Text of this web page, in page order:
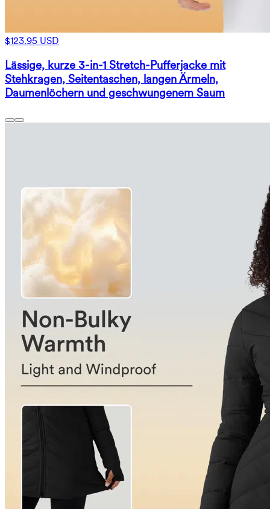
$123.95 USD
Lässige, kurze 3-in-1 Stretch-Pufferjacke mit
Stehkragen, Seitentaschen, langen Ärmeln,
Daumenlöchern und geschwungenem Saum